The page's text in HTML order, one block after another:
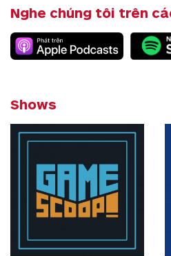
Nghe chúng tôi trên
Shows